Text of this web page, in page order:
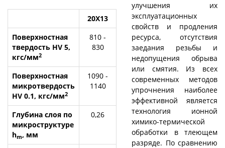
20Х13
Поверхностная
твердость HV 5,
кгс/мм2
810 -
830
Поверхностная
микротвердость
HV 0.1, кгс/мм2
1090 -
1140
Глубина слоя по
микроструктуре
hm, мм
0,26
улучшения их
эксплуатационных
свойств и продления
ресурса, отсутствия
заедания резьбы и
недопущения обрыва
или смятия. Из всех
современных методов
упрочнения наиболее
эффективной является
технология ионной
химико-термической
обработки в тлеющем
разряде. По сравнению